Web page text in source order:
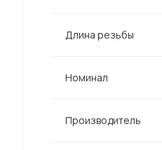
Длина резьбы
Номинал
Производитель